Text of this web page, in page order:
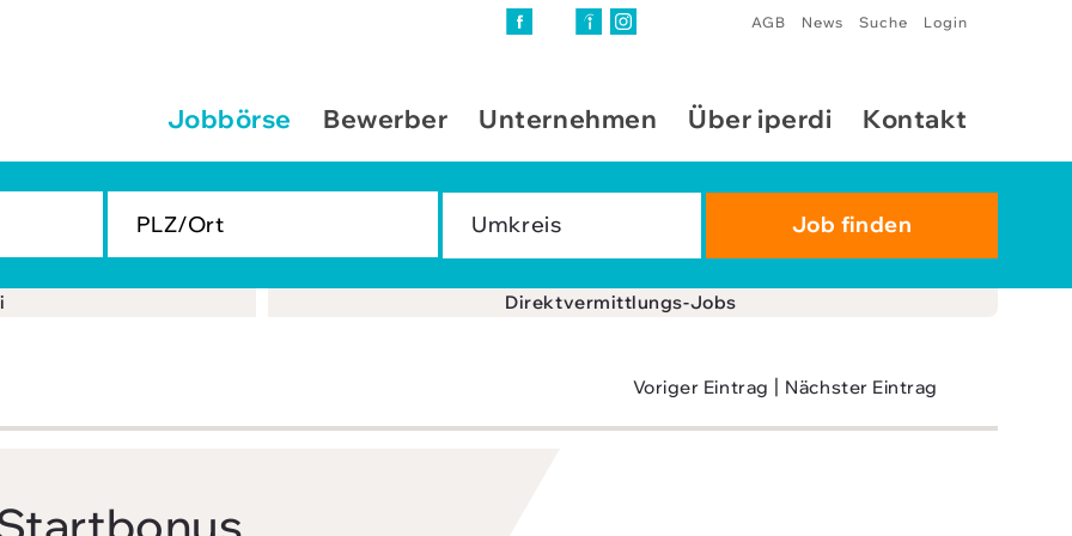
AGB News Suche Login
Jobbörse Bewerber Unternehmen Über iperdi Kontakt
Direktvermittlungs-Jobs
Voriger Eintrag | Nächster Eintrag